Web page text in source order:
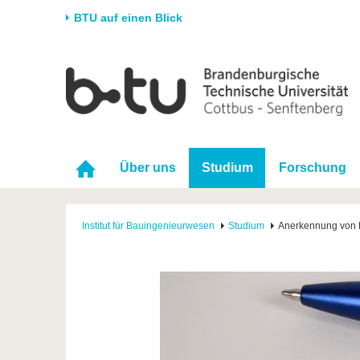
BTU auf einen Blick
Universität
Karriere & Engagement
Forschung
Forschungsprofil
Förderung Im
Über uns Studium Forschung
Institut für Bauingenieurwesen Studium Anerkennung von